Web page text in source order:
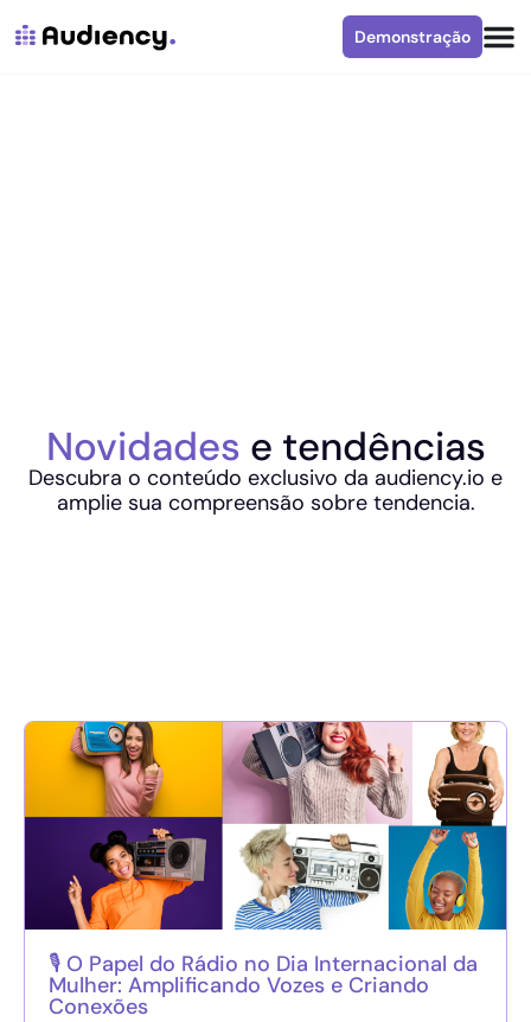
Demonstração
Novidades e tendências
Descubra o conteúdo exclusivo da audiency.io e
amplie sua compreensão sobre tendencia.
🎙️ O Papel do Rádio no Dia Internacional da
Mulher: Amplificando Vozes e Criando
Conexões